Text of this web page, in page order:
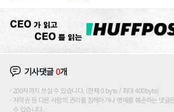
기사댓글0개
200자까지 쓰실 수 있습니다. (현재 0 byte / 최대 400byte)
저작권 등 다른 사람의 권리를 침해하거나 명예를 훼손하는 댓글
수 있습니다.